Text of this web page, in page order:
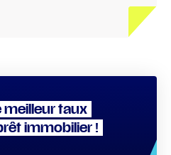
meilleur taux
immobilier !